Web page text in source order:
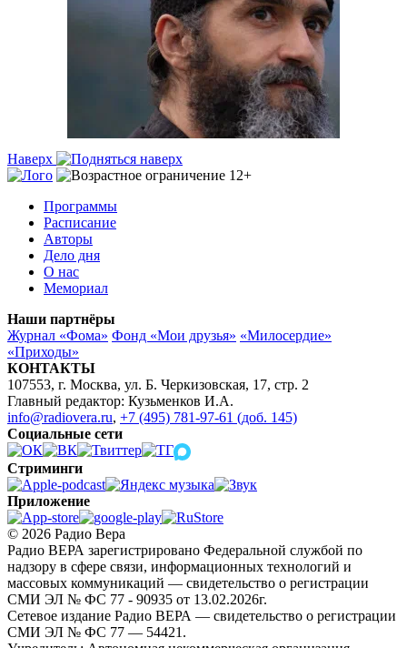
Наверх
Программы
Расписание
Авторы
Дело дня
О нас
Мемориал
Наши партнёры
Журнал «Фома» Фонд «Мои друзья» «Милосердие»
«Приходы»
КОНТАКТЫ
107553, г. Москва, ул. Б. Черкизовская, 17, стр. 2
Главный редактор: Кузьменков И.А.
info@radiovera.ru, +7 (495) 781-97-61 (доб. 145)
Социальные сети
Стриминги
Приложение
© 2026 Радио Вера
Радио ВЕРА зарегистрировано Федеральной службой по
надзору в сфере связи, информационных технологий и
массовых коммуникаций — свидетельство о регистрации
СМИ ЭЛ № ФС 77 - 90935 от 13.02.2026г.
Сетевое издание Радио ВЕРА — свидетельство о регистрации
СМИ ЭЛ № ФС 77 — 54421.